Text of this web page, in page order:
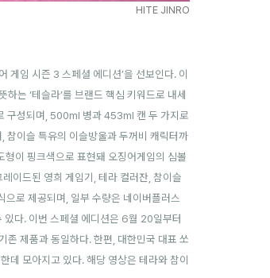
HITE JINRO
게임 시즌 3 스페셜 에디션’을 선보인다. 이
는 ‘테슬라’를 브랜드 핵심 키워드로 내세
구성되며, 500ml 병과 453ml 캔 두 가지로
참이슬 특유의 이슬방울과 두꺼비 캐릭터까
형이 핑크색으로 표현돼 오징어게임의 심볼
이드된 영희 게임기, 테라 컬러잔, 참이슬
로 제공되며, 일부 수량은 네이버플러스
있다. 이번 스페셜 에디션은 6월 20일부터
존 제품과 동일하다. 한편, 대한민국 대표 쏘
데 모아지고 있다. 해당 영상은 테라와 참이